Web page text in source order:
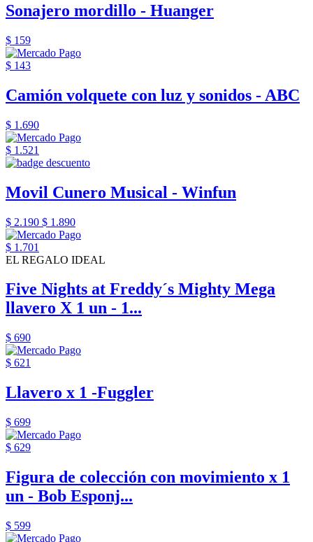
Sonajero mordillo - Huanger
$ 159
$ 143
Camión volquete con luz y sonidos - ABC
$ 1.690
$ 1.521
Movil Cunero Musical - Winfun
$ 2.190 $ 1.890
$ 1.701
EL REGALO IDEAL
Five Nights at Freddy´s Mighty Mega
llavero X 1 un - 1...
$ 690
$ 621
Llavero x 1 -Fuggler
$ 699
$ 629
Figura de colección con movimiento x 1
un - Bob Esponj...
$ 599